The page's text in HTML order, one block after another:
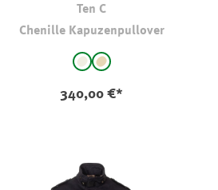
Ten C
Chenille Kapuzenpullover
auswählen
naturbeige
340,00 €*